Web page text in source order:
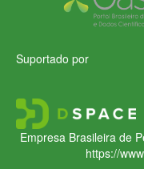
Suportado por
Empresa Brasileira de
https://